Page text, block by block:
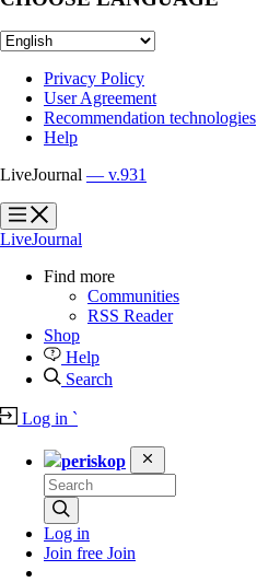
Privacy Policy
User Agreement
Recommendation technologies
Help
LiveJournal — v.931
?
?
LiveJournal
Find more
Communities
RSS Reader
Shop
Help
Search
Log in `
periskop
Log in
Join free Join